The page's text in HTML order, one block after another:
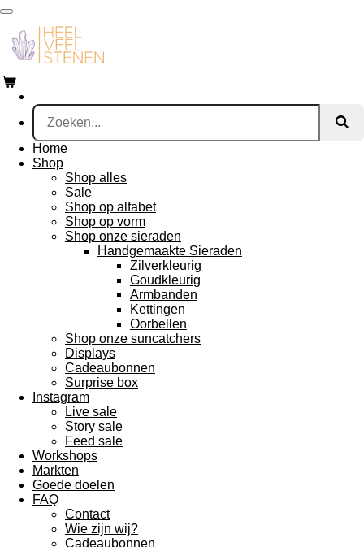
Ga
direct
naar
de
Home
Shop
Shop alles
Sale
Shop op alfabet
Shop op vorm
Shop onze sieraden
Handgemaakte Sieraden
Zilverkleurig
Goudkleurig
Armbanden
Kettingen
Oorbellen
Shop onze suncatchers
Displays
Cadeaubonnen
Surprise box
Instagram
Live sale
Story sale
Feed sale
Workshops
Markten
Goede doelen
FAQ
Contact
Wie zijn wij?
Cadeaubonnen